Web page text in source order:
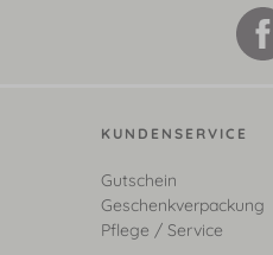
KUNDENSERVICE
Gutschein
Geschenkverpackung
Pflege / Service